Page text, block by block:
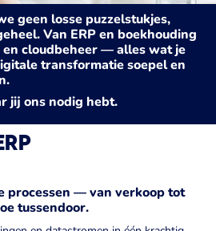
geen losse puzzelstukjes,
Van ERP en boekhouding
cloudbeheer — alles wat je
transformatie soepel en
jij ons nodig hebt.
processen — van verkoop tot
tussendoor.